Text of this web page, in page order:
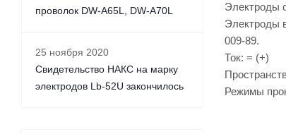
Электроды
Электроды
009-89.
Ток: = (+)
Режимы
проволок DW-A65L, DW-A70L
25 ноября 2020
Свидетельство НАКС на марку
электродов Lb-52U закончилось